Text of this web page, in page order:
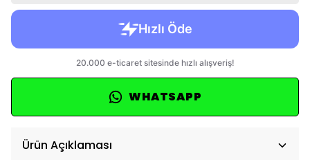
WHATSAPP
Ürün Açıklaması